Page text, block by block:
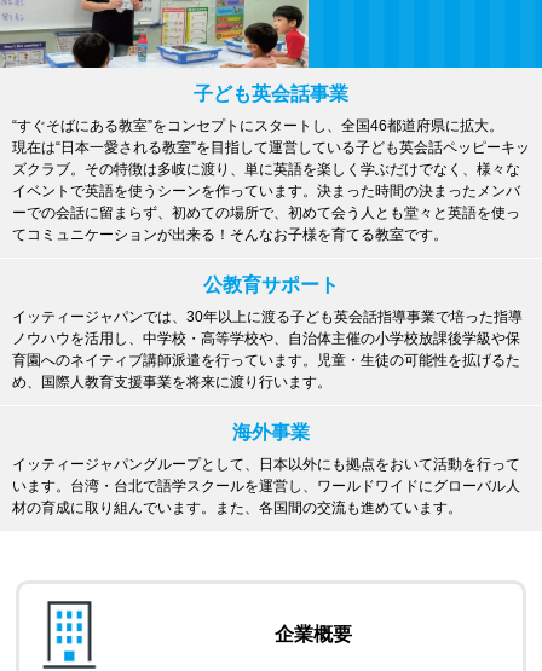
子ども英会話事業
“すぐそばにある教室”をコンセプトにスタートし、全国46都道府県に拡大。
現在は“日本一愛される教室”を目指して運営している子ども英会話ペッピーキッ
ズクラブ。その特徴は多岐に渡り、単に英語を楽しく学ぶだけでなく、様々な
イベントで英語を使うシーンを作っています。決まった時間の決まったメンバ
ーでの会話に留まらず、初めての場所で、初めて会う人とも堂々と英語を使っ
てコミュニケーションが出来る！そんなお子様を育てる教室です。
公教育サポート
イッティージャパンでは、30年以上に渡る子ども英会話指導事業で培った指導
ノウハウを活用し、中学校・高等学校や、自治体主催の小学校放課後学級や保
育園へのネイティブ講師派遣を行っています。児童・生徒の可能性を拡げるた
め、国際人教育支援事業を将来に渡り行います。
海外事業
イッティージャパングループとして、日本以外にも拠点をおいて活動を行って
います。台湾・台北で語学スクールを運営し、ワールドワイドにグローバル人
材の育成に取り組んでいます。また、各国間の交流も進めています。
企業概要